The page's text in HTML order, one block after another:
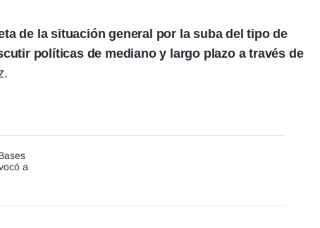
de la situación general por la suba del tipo de
políticas de mediano y largo plazo a través de
a